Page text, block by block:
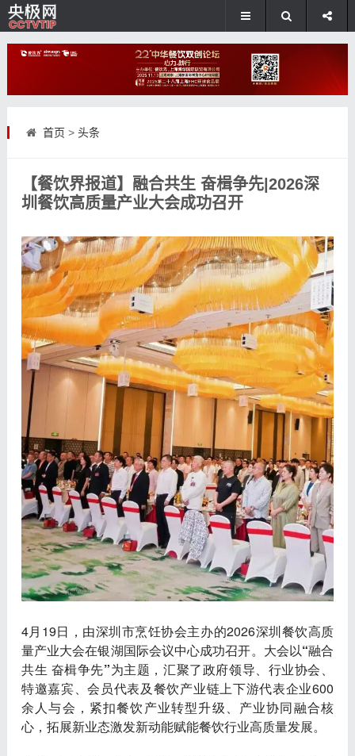
首页 > 头条
【餐饮界报道】融合共生 奋楫争先|2026深
圳餐饮高质量产业大会成功召开
4月19日，由深圳市烹饪协会主办的2026深圳餐饮高质
量产业大会在银湖国际会议中心成功召开。大会以“融合
共生 奋楫争先”为主题，汇聚了政府领导、行业协会、
特邀嘉宾、会员代表及餐饮产业链上下游代表企业600
余人与会，紧扣餐饮产业转型升级、产业协同融合核
心，拓展新业态激发新动能赋能餐饮行业高质量发展。